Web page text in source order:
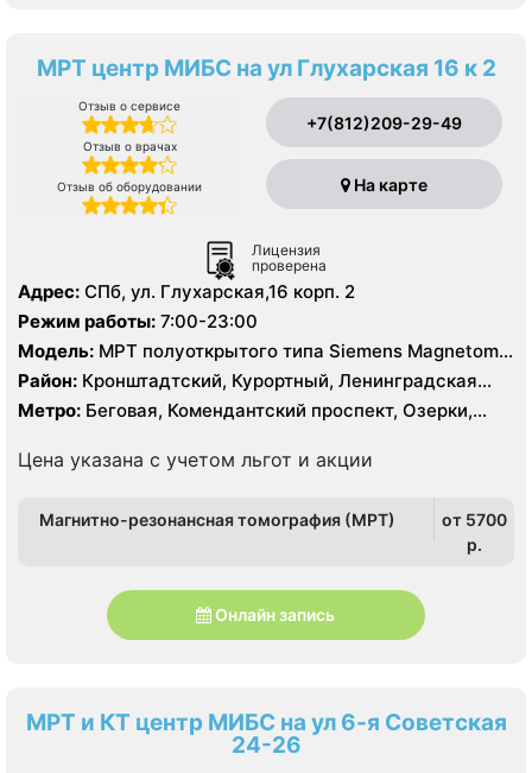
МРТ центр МИБС на ул Глухарская 16 к 2
Отзыв о сервисе
Отзыв о врачах
Отзыв об оборудовании
+7(812)209-29-49
На карте
Лицензия
проверена
Адрес: СПб, ул. Глухарская,16 корп. 2
Режим работы: 7:00-23:00
Модель: МРТ полуоткрытого типа Siemens Magnetom
Aera 1.5 Тесла
Район: Кронштадтский, Курортный, Ленинградская
область, Приморский
Метро: Беговая, Комендантский проспект, Озерки,
Цена указана с учетом льгот и акции
Магнитно-резонансная томография (МРТ)
от 5700
p.
Онлайн запись
МРТ и КТ центр МИБС на ул 6-я Советская
24-26